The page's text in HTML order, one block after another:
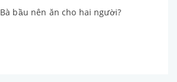
Bà bầu nên ăn cho hai người?